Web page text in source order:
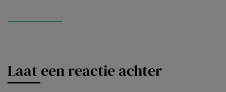
Laat een reactie achter